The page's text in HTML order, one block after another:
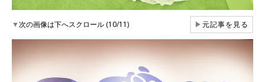
▼次の画像は下へスクロール (10/11) ▶元記事を見る